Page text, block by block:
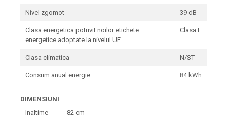
Nivel zgomot 39 dB
Clasa energetica potrivit noilor etichete
energetice adoptate la nivelul UE
Clasa E
Clasa climatica N/ST
Consum anual energie 84 kWh
DIMENSIUNI
Inaltime
82 cm